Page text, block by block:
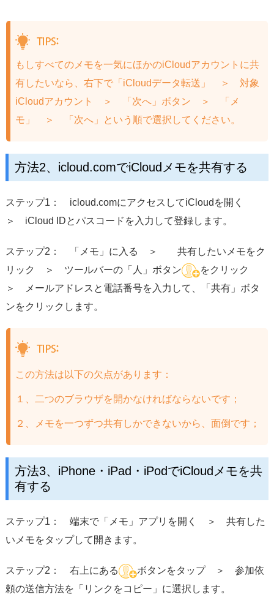
もしすべてのメモを一気にほかのiCloudアカウントに共
有したいなら、右下で「iCloudデータ転送」 ＞ 対象
iCloudアカウント ＞ 「次へ」ボタン ＞ 「メ
モ」 ＞ 「次へ」という順で選択してください。
方法2、icloud.comでiCloudメモを共有する
ステップ1： icloud.comにアクセスしてiCloudを開く
＞ iCloud IDとパスコードを入力して登録します。
ステップ2： 「メモ」に入る ＞ 共有したいメモをク
リック ＞ ツールバーの「人」ボタン
をクリック
＞ メールアドレスと電話番号を入力して、「共有」ボタ
ンをクリックします。
この方法は以下の欠点があります：
１、二つのブラウザを開かなければならないです；
２、メモを一つずつ共有しかできないから、面倒です；
方法3、iPhone・iPad・iPodでiCloudメモを共
有する
ステップ1： 端末で「メモ」アプリを開く ＞ 共有した
いメモをタップして開きます。
ステップ2： 右上にある
ボタンをタップ ＞ 参加依
頼の送信方法を「リンクをコピー」に選択します。